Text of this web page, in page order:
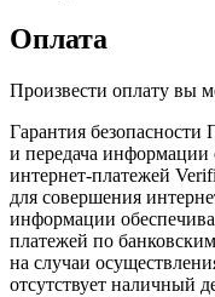
Оплата
Произвести оплату вы
Гарантия
и передача информации
интернет-платежей
для совершения
информации
платежей по
на случаи
отсутствует наличный